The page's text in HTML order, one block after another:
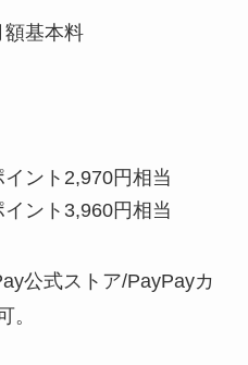
額基本料
ント2,970円相当
ント3,960円相当
公式ストア/PayPayカ
。